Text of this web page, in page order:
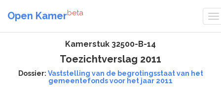
Open Kamerbeta
Kamerstuk 32500-B-14
Toezichtverslag 2011
Dossier: Vaststelling van de begrotingsstaat van het
gemeentefonds voor het jaar 2011